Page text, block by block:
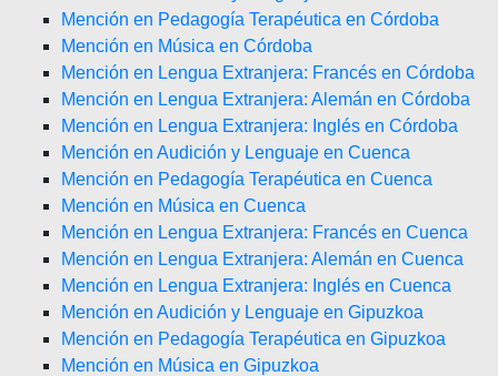
Mención en Pedagogía Terapéutica en Córdoba
Mención en Música en Córdoba
Mención en Lengua Extranjera: Francés en Córdoba
Mención en Lengua Extranjera: Alemán en Córdoba
Mención en Lengua Extranjera: Inglés en Córdoba
Mención en Audición y Lenguaje en Cuenca
Mención en Pedagogía Terapéutica en Cuenca
Mención en Música en Cuenca
Mención en Lengua Extranjera: Francés en Cuenca
Mención en Lengua Extranjera: Alemán en Cuenca
Mención en Lengua Extranjera: Inglés en Cuenca
Mención en Audición y Lenguaje en Gipuzkoa
Mención en Pedagogía Terapéutica en Gipuzkoa
Mención en Música en Gipuzkoa